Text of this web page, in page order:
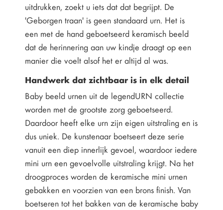
uitdrukken, zoekt u iets dat dat begrijpt. De
'Geborgen traan' is geen standaard urn. Het is
een met de hand geboetseerd keramisch beeld
dat de herinnering aan uw kindje draagt op een
manier die voelt alsof het er altijd al was.
Handwerk dat zichtbaar is in elk detail
Baby beeld urnen uit de legendURN collectie
worden met de grootste zorg geboetseerd.
Daardoor heeft elke urn zijn eigen uitstraling en is
dus uniek. De kunstenaar boetseert deze serie
vanuit een diep innerlijk gevoel, waardoor iedere
mini urn een gevoelvolle uitstraling krijgt. Na het
droogproces worden de keramische mini urnen
gebakken en voorzien van een brons finish. Van
boetseren tot het bakken van de keramische baby